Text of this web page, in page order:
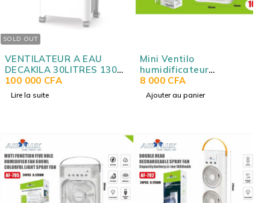
SOLD OUT
VENTILATEUR A EAU
DECAKILA 30LITRES 130W
KEFC012W
100 000 CFA
Lire la suite
Mini Ventilo
humidificateur
multifonction – Réservoir
500 ml – Lumière LED – 3
vitesses – USB-C – 10W
8 000 CFA
Ajouter au panier